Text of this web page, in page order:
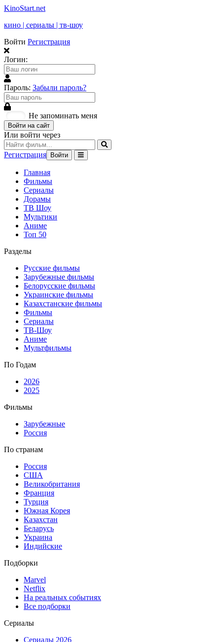
KinoStart.net
кино | сериалы | тв-шоу
Войти Регистрация
Логин:
Пароль: Забыли пароль?
Не запоминать меня
Войти на сайт
Или войти через
Регистрация Войти
Главная
Фильмы
Сериалы
Дорамы
ТВ Шоу
Мультики
Аниме
Топ 50
Разделы
Русские фильмы
Зарубежные фильмы
Белорусские фильмы
Украинские фильмы
Казахстанские фильмы
Фильмы
Сериалы
ТВ-Шоу
Аниме
Мультфильмы
По Годам
2026
2025
Фильмы
Зарубежные
Россия
По странам
Россия
США
Великобритания
Франция
Турция
Южная Корея
Казахстан
Беларусь
Украина
Индийские
Подборки
Marvel
Netflix
На реальных событиях
Все подборки
Сериалы
Сериалы 2026